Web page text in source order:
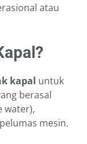
atau
kapal untuk
berasal
water),
mesin.